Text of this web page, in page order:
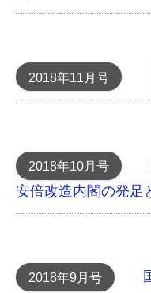
2018年11月号
2018年10月号
安倍改造内閣の発足
2018年9月号